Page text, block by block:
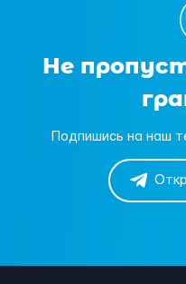
Не
Подпишись на наш